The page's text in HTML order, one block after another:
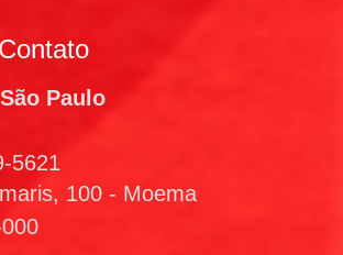
Paulo
5621
100 - Moema